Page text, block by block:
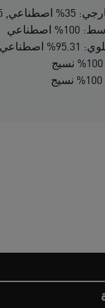
65% مطاط
اصطناعي
4.69% نسيج